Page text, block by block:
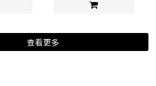
查看更多